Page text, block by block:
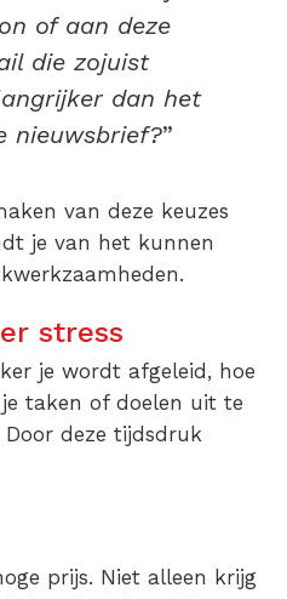
of aan deze
die zojuist
dan het
nieuwsbrief?”
van deze keuzes
je van het kunnen
stress
je wordt afgeleid, hoe
taken of doelen uit te
deze tijdsdruk
prijs. Niet alleen krijg